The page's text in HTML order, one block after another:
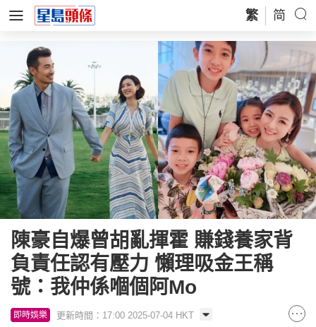
繁 简
陳豪自爆曾胡亂揮霍 賺錢養家背
負責任認有壓力 懶理吸金王稱
號：我仲係嗰個阿Mo
即時娛樂 更新時間：17:00 2025-07-04 HKT